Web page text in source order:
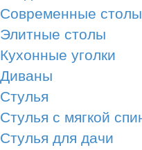
Современные столы
Элитные столы
Кухонные уголки
Диваны
Стулья
Стулья с мягкой
Стулья для дачи